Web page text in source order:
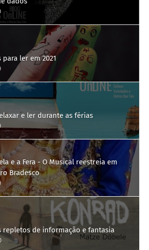
ler em 2021
e ler durante as férias
e a Fera - O Musical reestreia em
Bradesco
de informação e fantasia